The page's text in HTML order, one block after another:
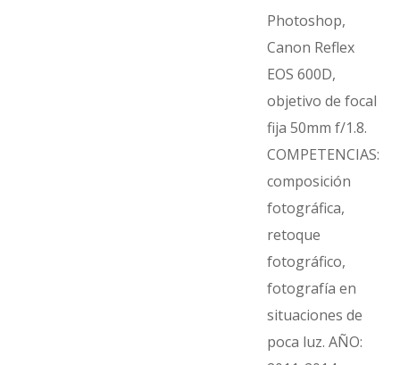
Photoshop,
Canon Reflex
EOS 600D,
objetivo de focal
fija 50mm f/1.8.
COMPETENCIAS:
composición
fotográfica,
retoque
fotográfico,
fotografía en
situaciones de
poca luz. AÑO: